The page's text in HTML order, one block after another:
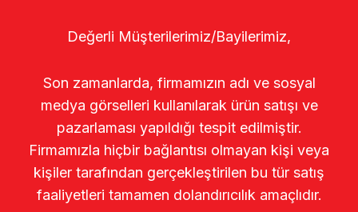
Değerli Müşterilerimiz/Bayilerimiz,
Son zamanlarda, firmamızın adı ve sosyal
medya görselleri kullanılarak ürün satışı ve
pazarlaması yapıldığı tespit edilmiştir.
Firmamızla hiçbir bağlantısı olmayan kişi veya
kişiler tarafından gerçekleştirilen bu tür satış
faaliyetleri tamamen dolandırıcılık amaçlıdır.